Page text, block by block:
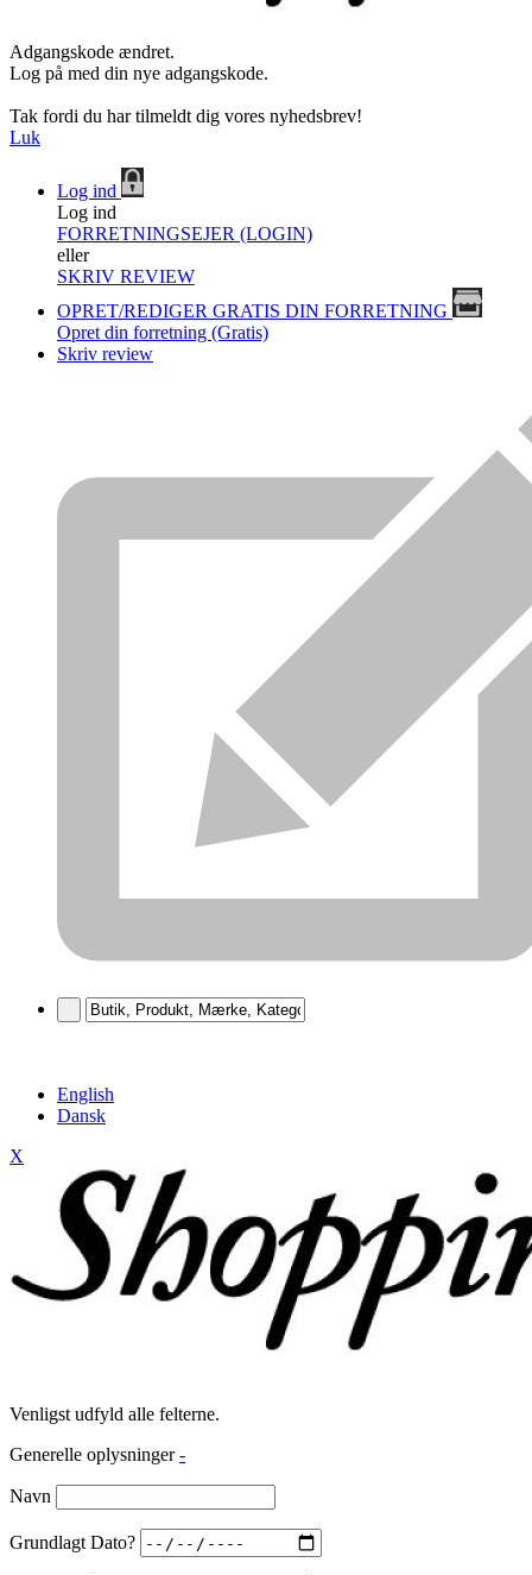
Adgangskode ændret.
Log på med din nye adgangskode.
Tak fordi du har tilmeldt dig vores nyhedsbrev!
Luk
Log ind
Log ind
FORRETNINGSEJER (LOGIN)
eller
SKRIV REVIEW
OPRET/REDIGER GRATIS DIN FORRETNING
Opret din forretning (Gratis)
Skriv review
English
Dansk
X
Venligst udfyld alle felterne.
Generelle oplysninger -
Navn
Grundlagt Dato?